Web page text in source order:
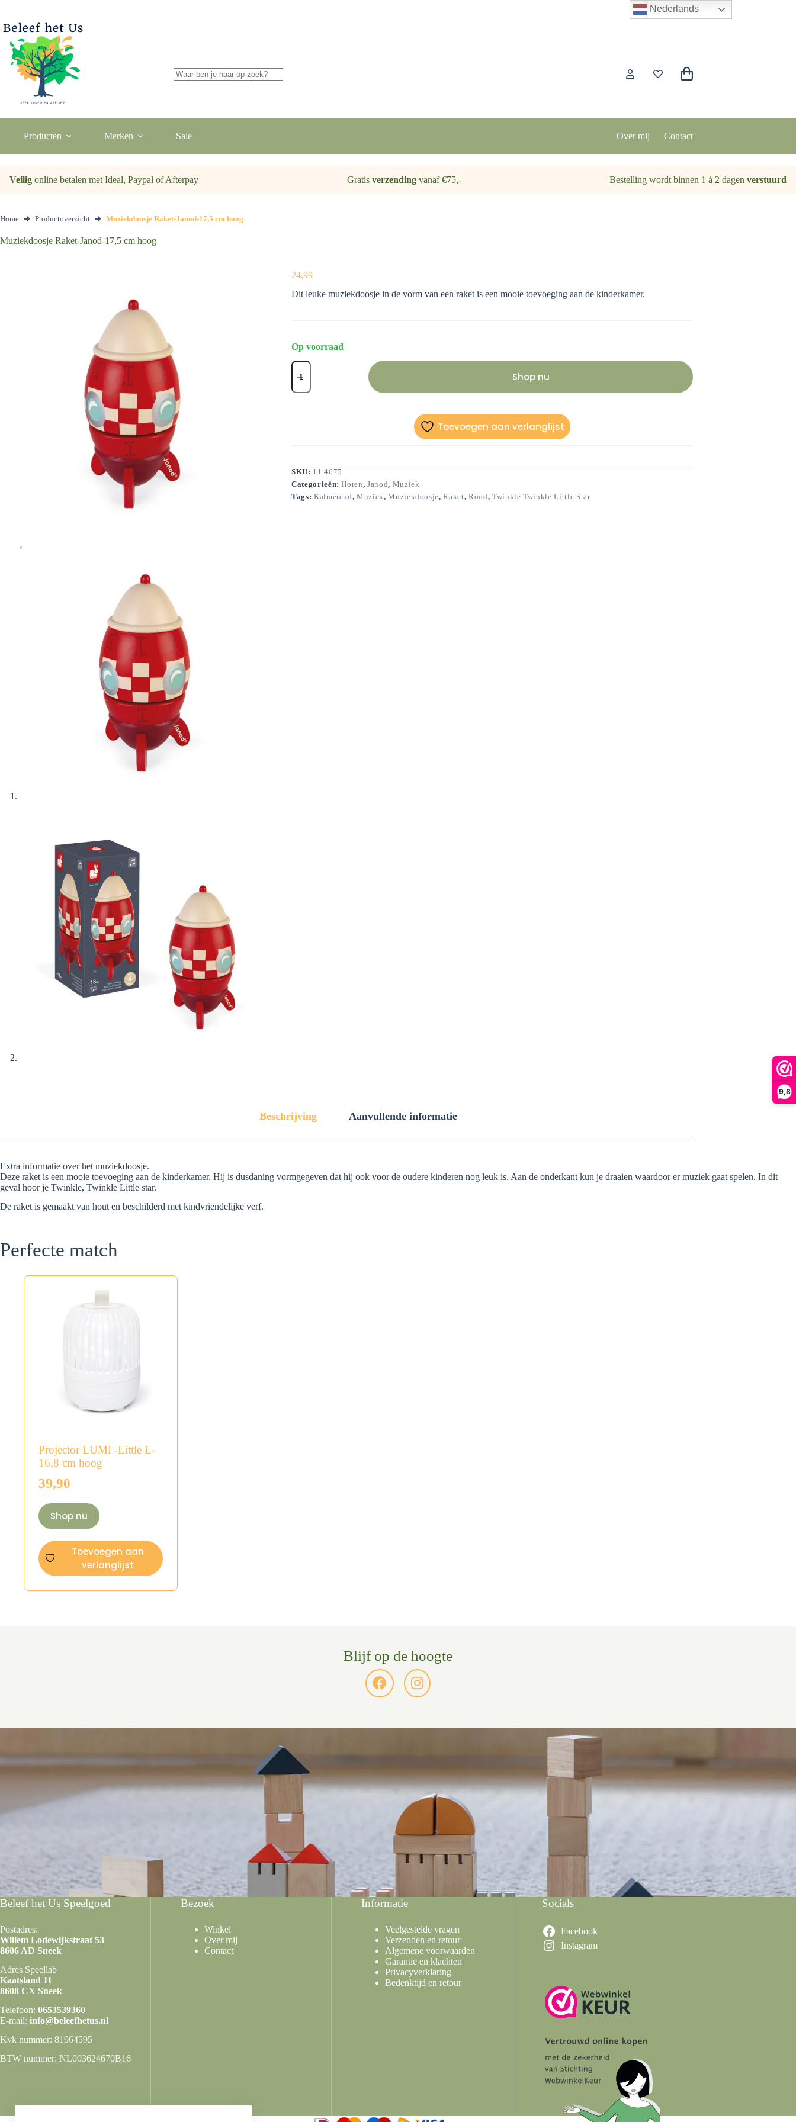
9,8
de
inhoud
Winkelwagen
Producten Merken Sale Over mij Contact
Veilig online betalen met Ideal, Paypal of Afterpay Gratis verzendingvanaf €75,- Bestelling wordt binnen 1 á 2 dagen verstuurd
Home Productoverzicht Muziekdoosje Raket-Janod-17,5 cm hoog
Muziekdoosje Raket-Janod-17,5 cm hoog
24,99
Dit leuke muziekdoosje in de vorm van een raket is een mooie toevoeging aan de kinderkamer.
Op voorraad
Muziekdoosje
Raket-
17,5
Shop nu
Toevoegen aan verlanglijst
SKU: 11.4675
Categorieën:Horen,Janod, Muziek
Tags: Kalmerend,Muziek,Muziekdoosje,Raket, Rood, Twinkle Twinkle Little Star
Beschrijving Aanvullende informatie
Extra informatie over het muziekdoosje.
Deze raket is een mooie toevoeging aan de kinderkamer. Hij is dusdaning vormgegeven dat hij ook voor de oudere kinderen nog leuk is. Aan de onderkant kun je draaien waardoor er muziek gaat spelen. In dit
geval hoor je Twinkle, Twinkle Little star.
De raket is gemaakt van hout en beschilderd met kindvriendelijke verf.
Perfecte match
Projector LUMI -Little L-
16,8 cm hoog
39,90
Shop nu
Toevoegen aan
verlanglijst
Blijf op de hoogte
Beleef het Us Speelgoed
Postadres:
Willem Lodewijkstraat 53
8606 AD Sneek
Adres Speellab
Kaatsland 11
8608 CX Sneek
Telefoon: 0653539360
E-mail: info@beleefhetus.nl
Kvk nummer: 81964595
BTW nummer: NL003624670B16
Bezoek
Winkel
Over mij
Contact
Informatie
Veelgestelde vragen
Verzenden en retour
Algemene voorwaarden
Garantie en klachten
Privacyverklaring
Bedenktijd en retour
Socials
Facebook
Instagram
Nederlands